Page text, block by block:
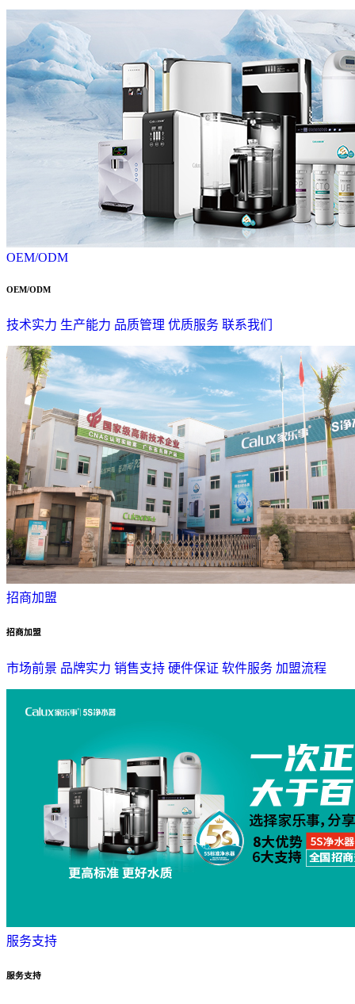
OEM/ODM
OEM/ODM
技术实力 生产能力 品质管理 优质服务 联系我们
招商加盟
招商加盟
市场前景 品牌实力 销售支持 硬件保证 软件服务 加盟流程
服务支持
服务支持